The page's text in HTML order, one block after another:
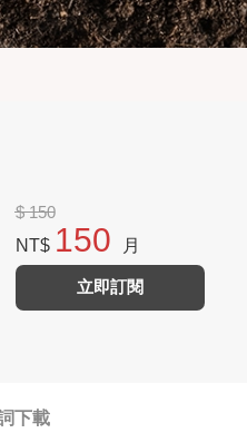
$ 150
NT$ 150 月
立即訂閱
下載